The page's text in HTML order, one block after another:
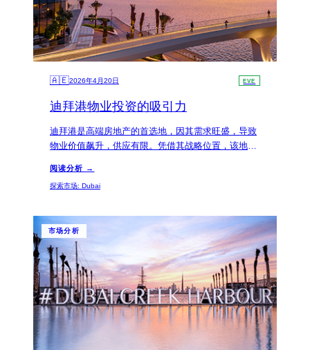
🇦🇪2026年4月20日 EVE
迪拜港物业投资的吸引力
迪拜港是高端房地产的首选地，因其需求旺盛，导致
物业价值飙升，供应有限。凭借其战略位置，该地区
捷接入。
阅读分析 →
探索市场: Dubai
市场分析